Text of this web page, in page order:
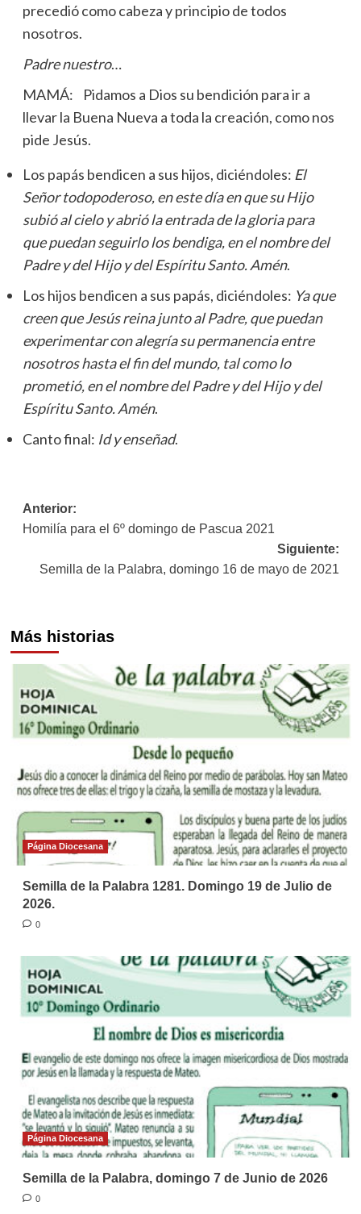
precedió como cabeza y principio de todos
nosotros.
Padre nuestro…
MAMÁ: Pidamos a Dios su bendición para ir a
llevar la Buena Nueva a toda la creación, como nos
pide Jesús.
Los papás bendicen a sus hijos, diciéndoles: El
Señor todopoderoso, en este día en que su Hijo
subió al cielo y abrió la entrada de la gloria para
que puedan seguirlo los bendiga, en el nombre del
Padre y del Hijo y del Espíritu Santo. Amén.
Los hijos bendicen a sus papás, diciéndoles: Ya que
creen que Jesús reina junto al Padre, que puedan
experimentar con alegría su permanencia entre
nosotros hasta el fin del mundo, tal como lo
prometió,en el nombre del Padre y del Hijo y del
Espíritu Santo. Amén.
Canto final: Id y enseñad.
Navegación
de
entradas
Anterior:
Homilía para el 6º domingo de Pascua 2021
Siguiente:
Semilla de la Palabra, domingo 16 de mayo de 2021
Más historias
Página Diocesana
Semilla de la Palabra 1281. Domingo 19 de Julio de
2026.
0
Página Diocesana
Semilla de la Palabra, domingo 7 de Junio de 2026
0